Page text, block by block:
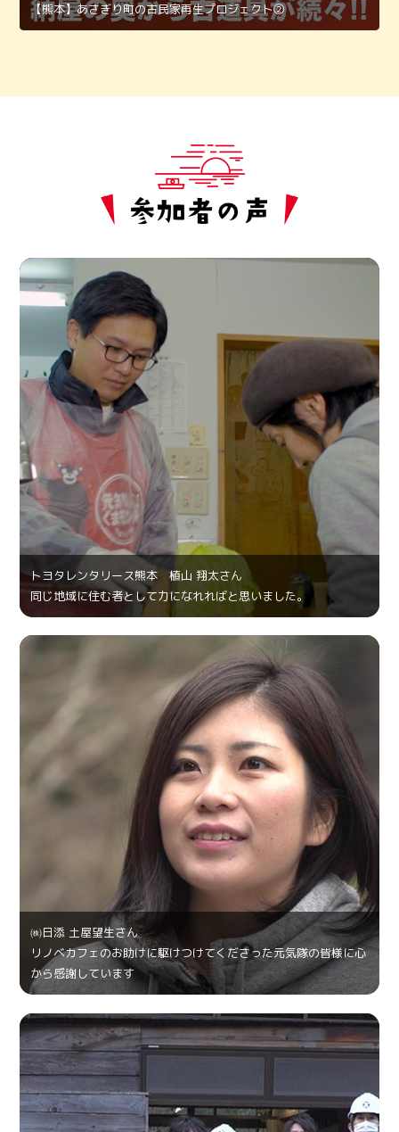
【熊本】あさぎり町の古民家再生プロジェクト②
トヨタレンタリース熊本 植山 翔太さん
同じ地域に住む者として力になれればと思いました。
㈱日添 土屋望生さん
リノベカフェのお助けに駆けつけてくださった元気隊の皆様に心
から感謝しています